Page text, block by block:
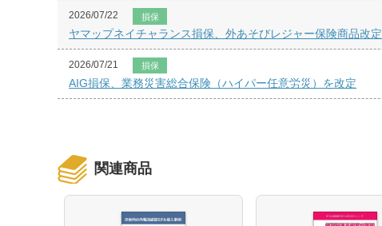
2026/07/22 損保
ヤマップネイチャランス損保、外あそびレジャー保険商品改定
2026/07/21 損保
AIG損保、業務災害総合保険（ハイパー任意労災）を改定
関連商品